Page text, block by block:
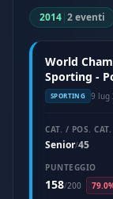
2014|2 eventi
World
Sporting -
SPORTING 9 lug
CAT. / POS. CAT.
Senior/45
PUNTEGGIO
158/200